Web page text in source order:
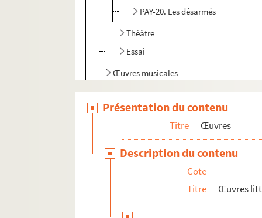
PAY-20. Les désarmés
Théâtre
Essai
Œuvres musicales
Causeries, articles
Brouillons
Correspondance
Portraits de Catherine Paysan
Distinctions
Présentation du contenu
Titre Œuvres
Description du contenu
Cote
Titre
Œuvres